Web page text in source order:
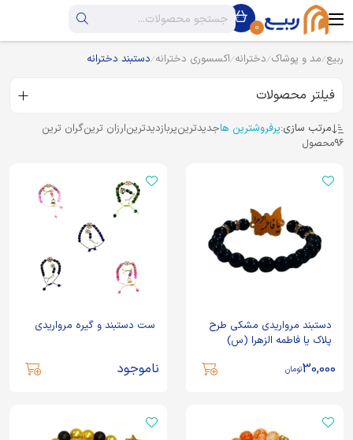
0
ربیع مد و پوشاک دخترانه اکسسوری دخترانه دستبند دخترانه
فیلتر محصولات
مرتب سازی:پرفروشترین هاجدیدترینپربازدیدترینارزان ترینگران ترین
96محصول
دستبند مرواریدی مشکی طرح
پلاک یا فاطمه الزهرا (س)
30,000تومان
ست دستبند و گیره مرواریدی
ناموجود